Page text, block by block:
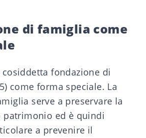
di famiglia come
fondazione di
come forma speciale. La
serve a preservare la
ed è quindi
a prevenire il